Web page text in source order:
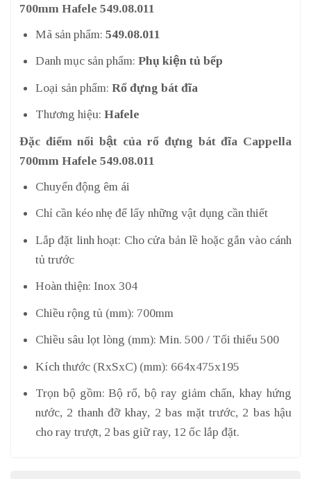
700mm Hafele 549.08.011
Mã sản phẩm: 549.08.011
Danh mục sản phẩm: Phụ kiện tủ bếp
Loại sản phẩm: Rổ đựng bát đĩa
Thương hiệu: Hafele
Đặc điểm nổi bật của rổ đựng bát đĩa Cappella
700mm Hafele 549.08.011
Chuyển động êm ái
Chỉ cần kéo nhẹ để lấy những vật dụng cần thiết
Lắp đặt linh hoạt: Cho cửa bản lề hoặc gắn vào cánh
tủ trước
Hoàn thiện: Inox 304
Chiều rộng tủ (mm): 700mm
Chiều sâu lọt lòng (mm): Min. 500 / Tối thiểu 500
Kích thước (RxSxC) (mm): 664x475x195
Trọn bộ gồm: Bộ rổ, bộ ray giảm chấn, khay hứng
nước, 2 thanh đỡ khay, 2 bas mặt trước, 2 bas hậu
cho ray trượt, 2 bas giữ ray, 12 ốc lắp đặt.